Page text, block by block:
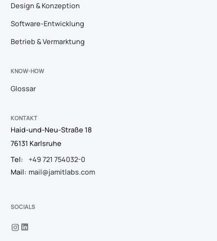
Design & Konzeption
Software-Entwicklung
Betrieb & Vermarktung
KNOW-HOW
Glossar
KONTAKT
Haid-und-Neu-Straße 18
76131 Karlsruhe
Tel:
+49 721 754032-0
Mail: mail@jamitlabs.com
SOCIALS